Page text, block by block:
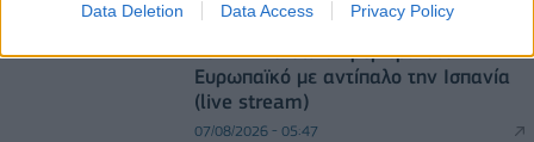
Data Deletion Data Access Privacy Policy
allstarbasket.gr
Εθνική Παίδων: Πρεμιέρα στο
Ευρωπαϊκό με αντίπαλο την Ισπανία
(live stream)
07/08/2026 - 05:47